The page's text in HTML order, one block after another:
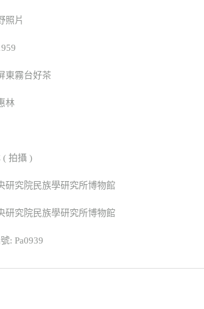
照片
東霧台好茶
林
( 拍攝 )
研究院民族學研究所博物館
研究院民族學研究所博物館
: Pa0939